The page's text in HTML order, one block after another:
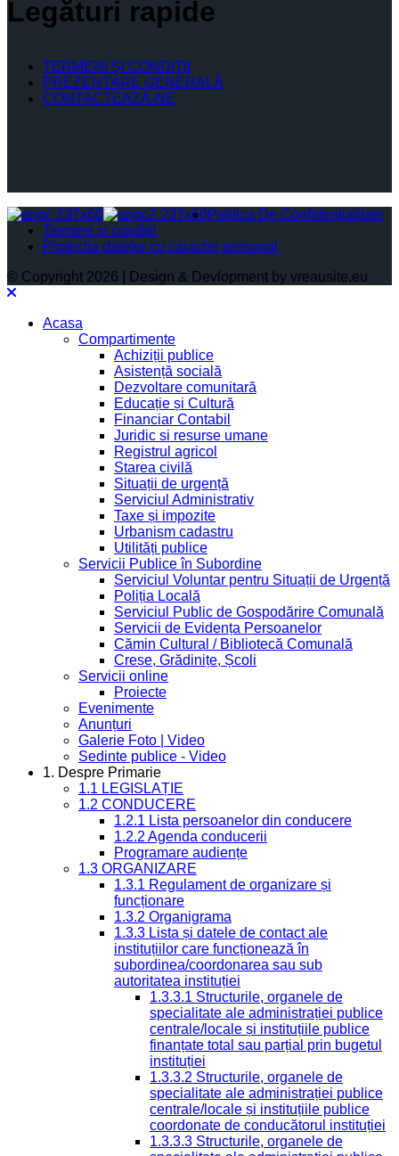
Legături rapide
TERMENI ŞI CONDIŢII
PREZENTARE GENERALĂ
CONTACTEAZĂ-NE
Politica De Confidențialitate
Termeni și condiții
Protectia datelor cu caracter personal
© Copyright 2026 | Design & Devlopment by vreausite.eu
Acasa
Compartimente
Achiziții publice
Asistență socială
Dezvoltare comunitară
Educație și Cultură
Financiar Contabil
Juridic si resurse umane
Registrul agricol
Starea civilă
Situații de urgență
Serviciul Administrativ
Taxe și impozite
Urbanism cadastru
Utilități publice
Servicii Publice în Subordine
Serviciul Voluntar pentru Situații de Urgență
Poliția Locală
Serviciul Public de Gospodărire Comunală
Servicii de Evidența Persoanelor
Cămin Cultural / Bibliotecă Comunală
Creșe, Grădinițe, Școli
Servicii online
Proiecte
Evenimente
Anunțuri
Galerie Foto | Video
Sedinte publice - Video
1. Despre Primarie
1.1 LEGISLAȚIE
1.2 CONDUCERE
1.2.1 Lista persoanelor din conducere
1.2.2 Agenda conducerii
Programare audiențe
1.3 ORGANIZARE
1.3.1 Regulament de organizare și
funcționare
1.3.2 Organigrama
1.3.3 Lista și datele de contact ale
instituțiilor care funcționează în
subordinea/coordonarea sau sub
autoritatea instituției
1.3.3.1 Structurile, organele de
specialitate ale administrației publice
centrale/locale și instituțiile publice
finanțate total sau parțial prin bugetul
instituției
1.3.3.2 Structurile, organele de
specialitate ale administrației publice
centrale/locale și instituțiile publice
coordonate de conducătorul instituției
1.3.3.3 Structurile, organele de